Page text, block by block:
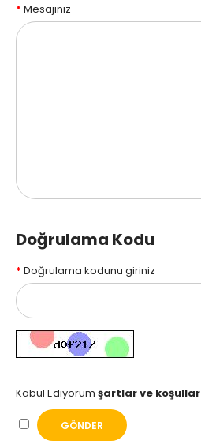
Mesajınız
Doğrulama Kodu
Doğrulama kodunu giriniz
Kabul Ediyorum şartlar ve koşullar